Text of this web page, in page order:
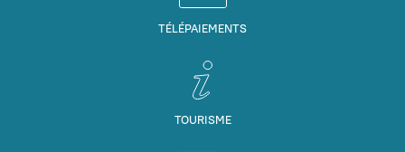
TÉLÉPAIEMENTS
TOURISME